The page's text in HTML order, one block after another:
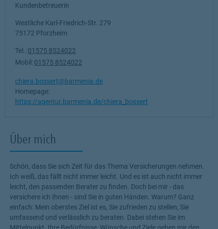
Über mich
Schön, dass Sie sich Zeit für das Thema Versicherungen nehmen.
Ich weiß, das fällt nicht immer leicht. Und es ist auch nicht immer
leicht, den passenden Berater zu finden. Doch bei mir - das
versichere ich Ihnen - sind Sie in guten Händen. Warum? Ganz
einfach: Mein oberstes Ziel ist es, Sie zufrieden zu stellen, Sie
umfassend und verlässlich zu beraten. Dabei stehen Sie im
Mittelpunkt. Ihre Bedürfnisse, Wünsche und Ziele geben mir den
Kundenbetreuerin
Westliche Karl-Friedrich-Str. 279
75172 Pforzheim
Tel.: 01575 8524022
Mobil: 01575 8524022
chiera.bossert@barmenia.de
Homepage:
https://agentur.barmenia.de/chiera_bossert